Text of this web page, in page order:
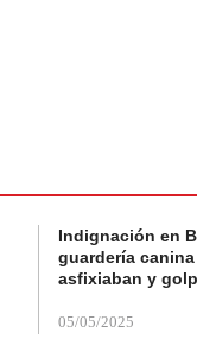
Indignación en
guardería canina
asfixiaban y
05/05/2025